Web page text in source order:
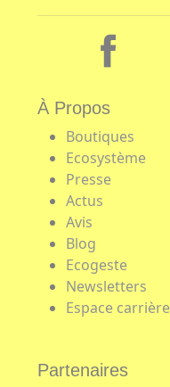
À Propos
Boutiques
Ecosystème
Presse
Actus
Avis
Blog
Ecogeste
Newsletters
Espace carrière
Partenaires